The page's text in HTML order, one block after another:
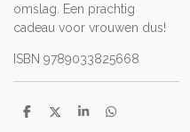
omslag. Een prachtig
cadeau voor vrouwen dus!
ISBN 9789033825668
D
D
S
D